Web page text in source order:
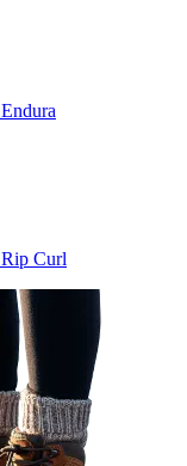
Endura
Rip Curl